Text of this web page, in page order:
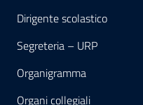
Dirigente scolastico
Segreteria – URP
Organigramma
Organi collegiali